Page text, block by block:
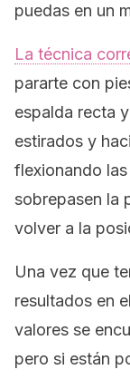
puedas en un
La técnica
pararte con
espalda recta
estirados y
flexionando
sobrepasen la
volver a la
Una vez que
resultados en
valores se
pero si están